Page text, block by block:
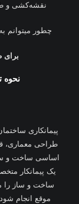
نقشه‌کشی و
چطور میتوانم
برای
نحوه
پیمانکاری
طراحی معماری،
اساسی ساخت و
یک پیمانکار
ساخت و ساز را
موقع انجام